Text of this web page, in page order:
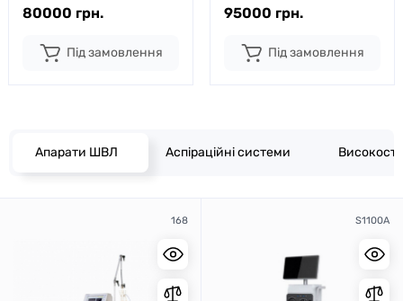
80000 грн.
Під замовлення
95000 грн.
Під замовлення
Апарати ШВЛ Аспіраційні системи
168 S1100A